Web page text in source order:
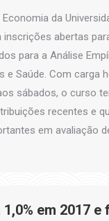
da
inscrições abertas
para a Análise
e Saúde. Com carga
sábados, o curso
recentes e
em avaliação
em 2017 e